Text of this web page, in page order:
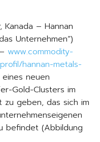
Kanada – Hannan
Unternehmen“)
www.commodity-
hannan-metals-
neuen
Gold-Clusters im
zu geben, das sich im
befindet (Abbildung